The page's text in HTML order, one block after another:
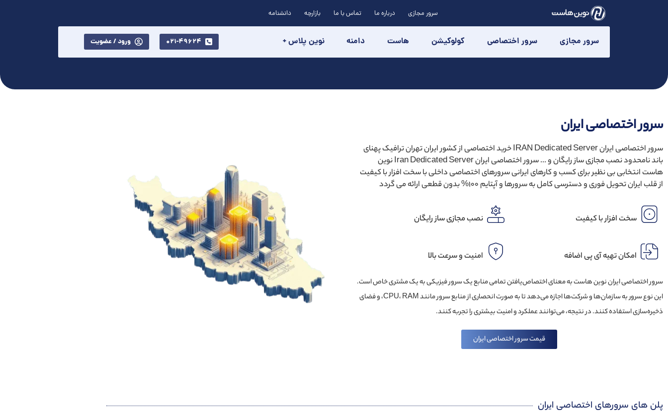
سرور مجازی درباره ما تماس با ما بازارچه دانشنامه
سرور مجازی سرور اختصاصی کولوکیشن هاست دامنه نوین پلاس + 021-49624 ورود / عضویت
سرور اختصاصی ایران
سرور اختصاصی ایران IRAN Dedicated Server خرید اختصاصی از کشور ایران تهران ترافیک پهنای
باند نامحدود نصب مجازی ساز رایگان و ... سرور اختصاصی ایران Iran Dedicated Server نوین
هاست انتخابی بی‌ نظیر برای کسب‌ و کارهای ایرانی سرورهای اختصاصی داخلی با سخت افزار با کیفیت
از قلب ایران تحویل فوری و دسترسی کامل به سرورها و آپتایم ۱۰۰% بدون قطعی ارائه می گردد
سخت افزار با کیفیت نصب مجازی ساز رایگان
امکان تهیه آی پی اضافه امنیت و سرعت بالا
سرور اختصاصی ایران نوین هاست به معنای اختصاص‌یافتن تمامی منابع یک سرور فیزیکی به یک مشتری خاص است.
این نوع سرور به سازمان‌ها و شرکت‌ها اجازه می‌دهد تا به صورت انحصاری از منابع سرور مانند CPU، RAM، و فضای
ذخیره‌سازی استفاده کنند. در نتیجه، می‌توانند عملکرد و امنیت بیشتری را تجربه کنند.
قیمت سرور اختصاصی ایران
پلن های سرورهای اختصاصی ایران